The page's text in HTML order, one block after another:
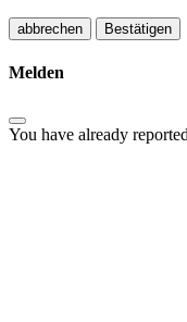
Bestätigen
Melden
You have already